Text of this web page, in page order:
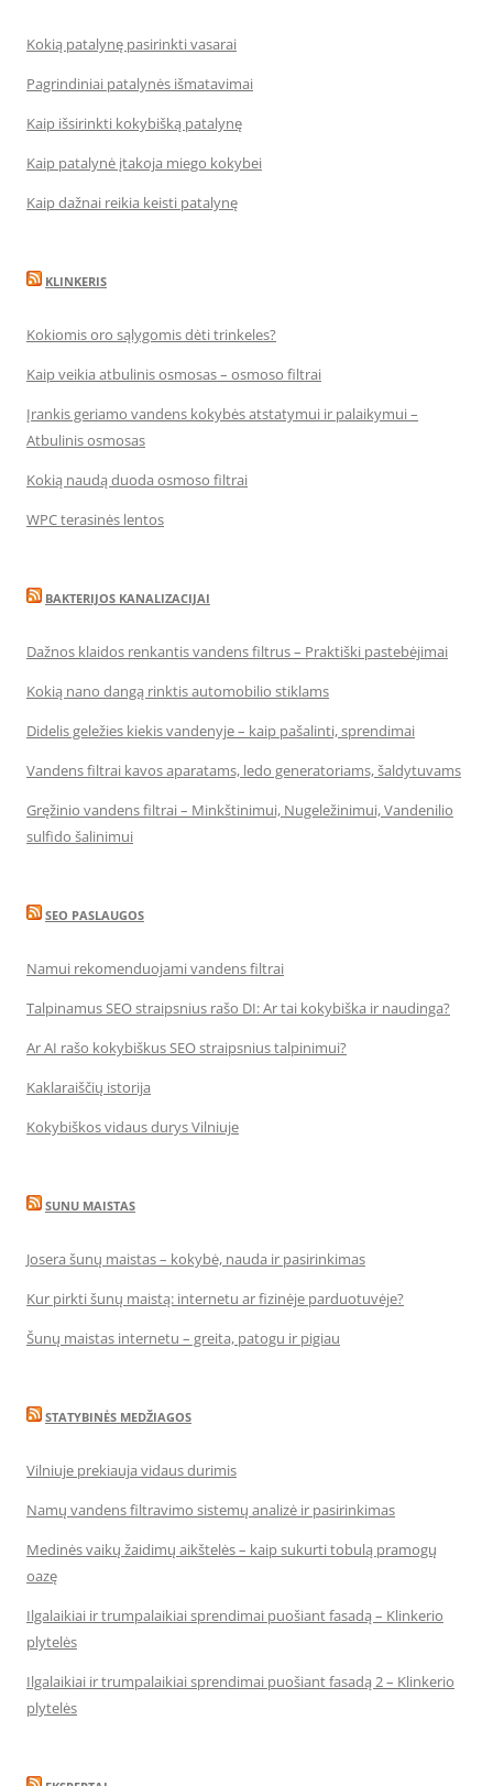
Kokią patalynę pasirinkti vasarai
Pagrindiniai patalynės išmatavimai
Kaip išsirinkti kokybišką patalynę
Kaip patalynė įtakoja miego kokybei
Kaip dažnai reikia keisti patalynę
KLINKERIS
Kokiomis oro sąlygomis dėti trinkeles?
Kaip veikia atbulinis osmosas – osmoso filtrai
Įrankis geriamo vandens kokybės atstatymui ir palaikymui –
Atbulinis osmosas
Kokią naudą duoda osmoso filtrai
WPC terasinės lentos
BAKTERIJOS KANALIZACIJAI
Dažnos klaidos renkantis vandens filtrus – Praktiški pastebėjimai
Kokią nano dangą rinktis automobilio stiklams
Didelis geležies kiekis vandenyje – kaip pašalinti, sprendimai
Vandens filtrai kavos aparatams, ledo generatoriams, šaldytuvams
Gręžinio vandens filtrai – Minkštinimui, Nugeležinimui, Vandenilio
sulfido šalinimui
SEO PASLAUGOS
Namui rekomenduojami vandens filtrai
Talpinamus SEO straipsnius rašo DI: Ar tai kokybiška ir naudinga?
Ar AI rašo kokybiškus SEO straipsnius talpinimui?
Kaklaraiščių istorija
Kokybiškos vidaus durys Vilniuje
SUNU MAISTAS
Josera šunų maistas – kokybė, nauda ir pasirinkimas
Kur pirkti šunų maistą: internetu ar fizinėje parduotuvėje?
Šunų maistas internetu – greita, patogu ir pigiau
STATYBINĖS MEDŽIAGOS
Vilniuje prekiauja vidaus durimis
Namų vandens filtravimo sistemų analizė ir pasirinkimas
Medinės vaikų žaidimų aikštelės – kaip sukurti tobulą pramogų
oazę
Ilgalaikiai ir trumpalaikiai sprendimai puošiant fasadą – Klinkerio
plytelės
Ilgalaikiai ir trumpalaikiai sprendimai puošiant fasadą 2 – Klinkerio
plytelės